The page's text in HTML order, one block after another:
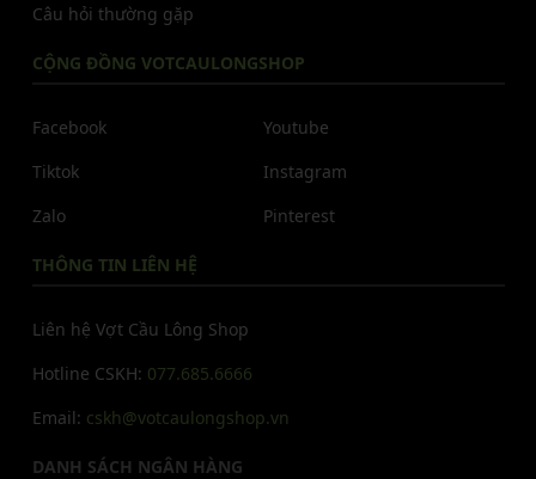
Câu hỏi thường gặp
CỘNG ĐỒNG VOTCAULONGSHOP
Facebook
Tiktok
Zalo
Youtube
Instagram
Pinterest
THÔNG TIN LIÊN HỆ
Liên hệ Vợt Cầu Lông Shop
Hotline CSKH: 077.685.6666
Email: cskh@votcaulongshop.vn
DANH SÁCH NGÂN HÀNG